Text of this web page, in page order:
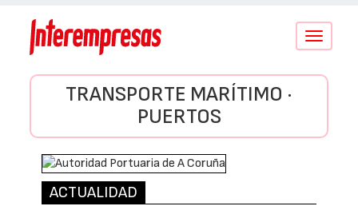
Conmutar
TRANSPORTE MARÍTIMO ·
PUERTOS
ACTUALIDAD